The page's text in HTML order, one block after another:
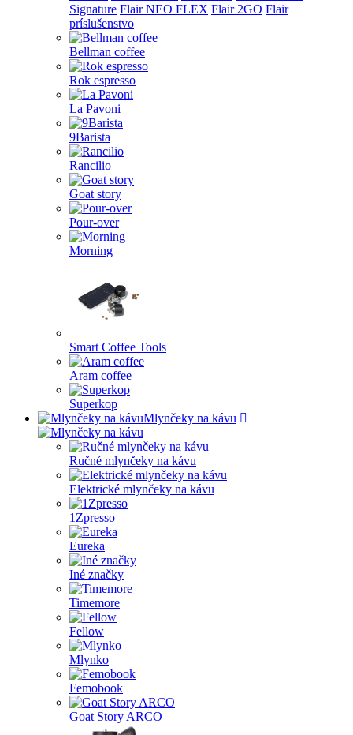
Signature Flair NEO FLEX Flair 2GO Flair
príslušenstvo
Bellman coffee
Rok espresso
La Pavoni
9Barista
Rancilio
Goat story
Pour-over
Morning
Smart Coffee Tools
Aram coffee
Superkop
Mlynčeky na kávu
Ručné mlynčeky na kávu
Elektrické mlynčeky na kávu
1Zpresso
Eureka
Iné značky
Timemore
Fellow
Mlynko
Femobook
Goat Story ARCO